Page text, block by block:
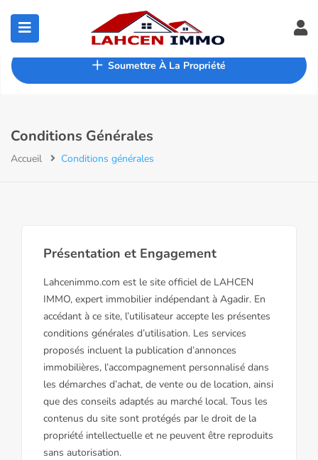
Annonces
À propos
Blog
Soumettre À La Propriété
Conditions Générales
Accueil Conditions générales
Présentation et Engagement
Lahcenimmo.com est le site officiel de LAHCEN
IMMO, expert immobilier indépendant à Agadir. En
accédant à ce site, l’utilisateur accepte les présentes
conditions générales d’utilisation. Les services
proposés incluent la publication d’annonces
immobilières, l’accompagnement personnalisé dans
les démarches d’achat, de vente ou de location, ainsi
que des conseils adaptés au marché local. Tous les
contenus du site sont protégés par le droit de la
propriété intellectuelle et ne peuvent être reproduits
sans autorisation.